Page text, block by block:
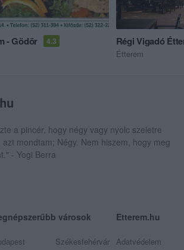
- Gödör 4.3 Régi Vigadó
Étterem
a pincér, hogy négy vagy nyolc szeletre
mondtam; Négy. Nem hiszem, hogy meg
- Yogi Berra
városok
Székesfehérvár
Etterem.hu
Adatvédelem